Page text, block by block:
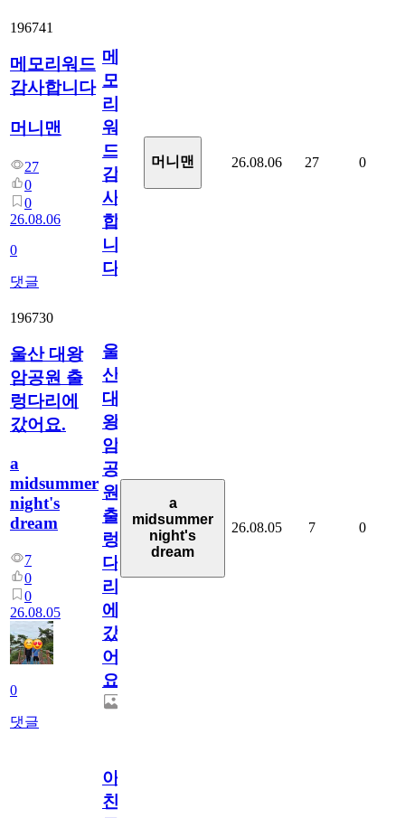
196741
메모리워드
감사합니다
머니맨
27
0
0
26.08.06
0
댓글
메
모
리
워
드
감
사
합
니
다
머니맨 26.08.06 27 0
196730
울산 대왕
암공원 출
렁다리에
갔어요.
a
midsummer
night's
dream
7
0
0
26.08.05
0
댓글
울
산
대
왕
암
공
원
출
렁
다
리
에
갔
어
요.
a
midsummer
night's
dream
26.08.05 7 0
아.
친